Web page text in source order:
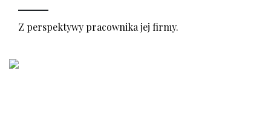
Z perspektywy pracownika jej firmy.